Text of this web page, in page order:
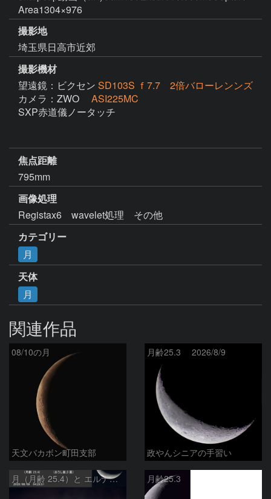
Area1304×976
撮影地
埼玉県日高市近郊
撮影機材
望遠鏡：ビクセン SD103S ｆ7.7 2倍バローレンンズ
カメラ：ZWO
ASI225MC
SXP赤道儀ノータッチ
焦点距離
795mm
画像処理
Registax6　wavelet処理　その他
カテゴリー
月
天体
月
関連作品
08/10の月
天文バカボン町田支部
月齢25.3 2026/8/9
政やんシニアの手習い
月（月齢 25.4）と エルナト（おうし座β星） 月齢25.3